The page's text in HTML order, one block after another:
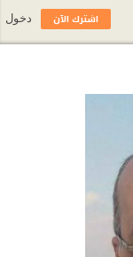
اشترك الآن دخول